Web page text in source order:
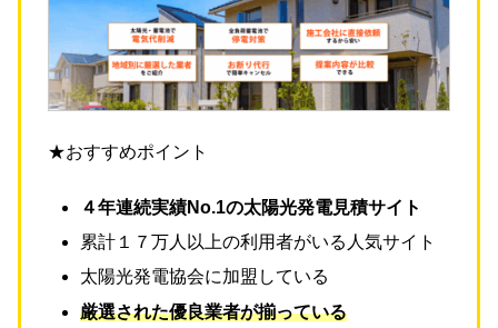
★おすすめポイント
４年連続実績No.1の太陽光発電見積サイト
累計１７万人以上の利用者がいる人気サイト
太陽光発電協会に加盟している
厳選された優良業者が揃っている